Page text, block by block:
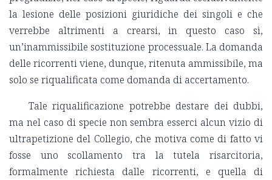
la lesione delle posizioni giuridiche dei singoli e che
verrebbe altrimenti a crearsi, in questo caso sì,
un’inammissibile sostituzione processuale. La domanda
delle ricorrenti viene, dunque, ritenuta ammissibile, ma
solo se riqualificata come domanda di accertamento.
Tale riqualificazione potrebbe destare dei dubbi,
ma nel caso di specie non sembra esserci alcun vizio di
ultrapetizione del Collegio, che motiva come di fatto vi
fosse uno scollamento tra la tutela risarcitoria,
formalmente richiesta dalle ricorrenti, e quella di